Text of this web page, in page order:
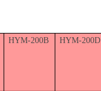
HYM-200B HYM-200D